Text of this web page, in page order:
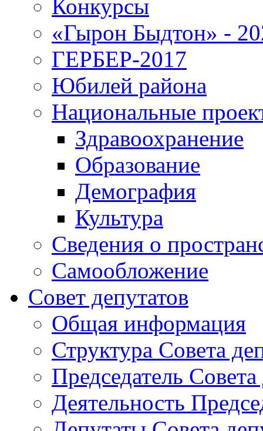
Конкурсы
«Гырон Быдтон» -
ГЕРБЕР-2017
Юбилей района
Национальные
Здравоохранение
Образование
Демография
Культура
Сведения о
Самообложение
Совет депутатов
Общая информация
Структура Совета
Председатель Совета
Деятельность